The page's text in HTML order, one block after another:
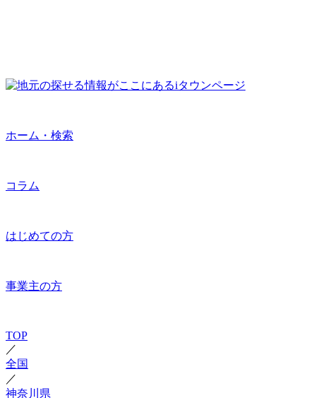
ホーム・検索
コラム
はじめての方
事業主の方
TOP
／
全国
／
神奈川県